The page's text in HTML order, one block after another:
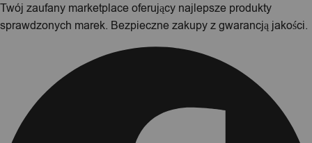
Twój zaufany marketplace oferujący najlepsze produkty
sprawdzonych marek. Bezpieczne zakupy z gwarancją jakości.